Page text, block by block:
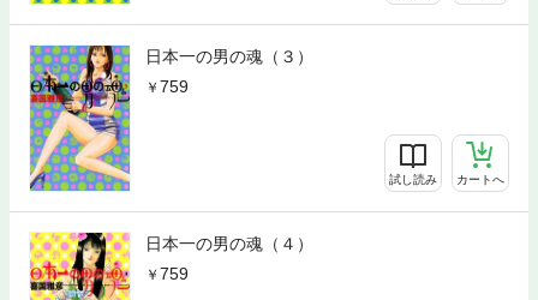
日本一の男の魂（３）
759
試し読み カートへ
日本一の男の魂（４）
759